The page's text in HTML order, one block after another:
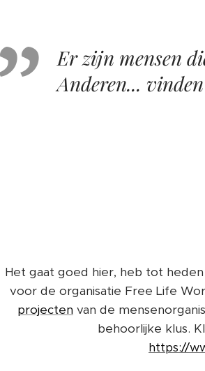
Er zijn mensen
Anderen...
Het gaat goed hier, heb tot
voor de organisatie Free Life
projecten van de
behoorlijke klus.
https://